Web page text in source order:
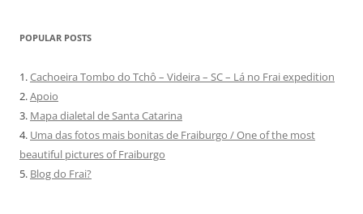
POPULAR POSTS
1.Cachoeira Tombo do Tchô – Videira – SC – Lá no Frai expedition
2.Apoio
3. Mapa dialetal de Santa Catarina
4. Uma das fotos mais bonitas de Fraiburgo / One of the most
beautiful pictures of Fraiburgo
5. Blog do Frai?